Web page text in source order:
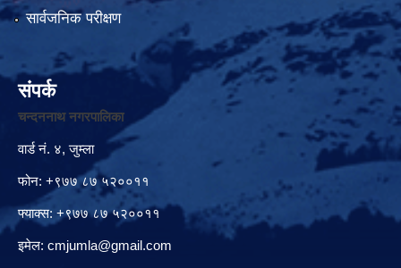
सार्वजनिक परीक्षण
संपर्क
चन्दननाथ नगरपालिका
वार्ड नं. ४, जुम्ला
फोन: +९७७ ८७ ५२००११
फ्याक्स: +९७७ ८७ ५२००११
इमेल: cmjumla@gmail.com